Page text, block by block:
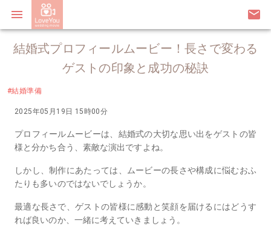
menu email
結婚式プロフィールムービー！長さで変わる
ゲストの印象と成功の秘訣
#結婚準備
2025年05月19日 15時00分
プロフィールムービーは、結婚式の大切な思い出をゲストの皆
様と分かち合う、素敵な演出ですよね。
しかし、制作にあたっては、ムービーの長さや構成に悩むおふ
たりも多いのではないでしょうか。
最適な長さで、ゲストの皆様に感動と笑顔を届けるにはどうす
れば良いのか、一緒に考えていきましょう。